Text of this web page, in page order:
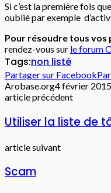
Si c’est la première fois
oublié par exemple
Pour résoudre tous
rendez-vous sur le forum
Tags:non listé
Partager sur Facebook
Arobase.org4 février 2015
article précédent
Utiliser la liste de
article suivant
Scam